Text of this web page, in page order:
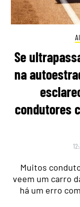
Se
na
condutores
Muitos
veem um carro
há um erro